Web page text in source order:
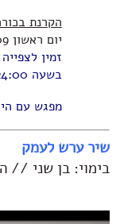
הקרנת
יום ראשון 06/09 – 21:00
בשעה 24:00
מפגש עם היוצרים:
שיר ערש לעמק
בימוי: בן שני //